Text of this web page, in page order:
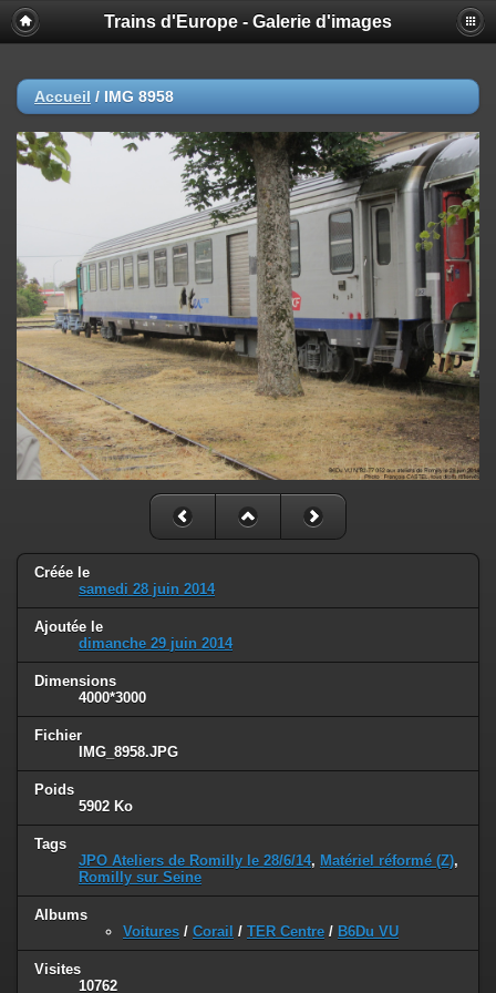
Trains d'Europe - Galerie d'images
Accueil / IMG 8958
Créée le
samedi 28 juin 2014
Ajoutée le
dimanche 29 juin 2014
Dimensions
4000*3000
Fichier
IMG_8958.JPG
Poids
5902 Ko
Tags
JPO Ateliers de Romilly le 28/6/14, Matériel réformé (Z),
Romilly sur Seine
Albums
Voitures / Corail / TER Centre / B6Du VU
Visites
10762